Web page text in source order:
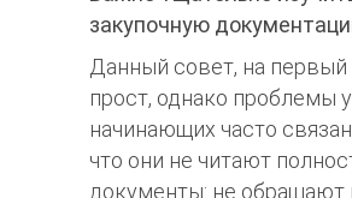
закупочную
Данный совет, на первый
прост, однако проблемы у
начинающих часто
что они не читают
документы: не обращают